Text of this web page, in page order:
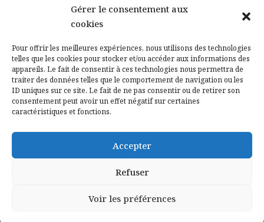
Gérer le consentement aux
cookies
Pour offrir les meilleures expériences, nous utilisons des technologies
telles que les cookies pour stocker et/ou accéder aux informations des
appareils. Le fait de consentir à ces technologies nous permettra de
traiter des données telles que le comportement de navigation ou les
ID uniques sur ce site. Le fait de ne pas consentir ou de retirer son
consentement peut avoir un effet négatif sur certaines
caractéristiques et fonctions.
Accepter
Refuser
Voir les préférences
Contactez-nous
Mentions légales
Politique de confidentialité